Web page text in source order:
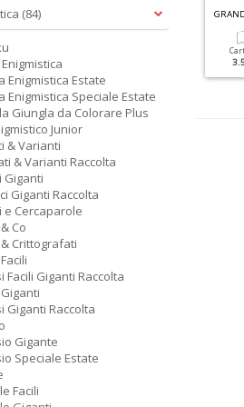
5.90 €
(84)
Enigmistica Estate
Enigmistica Speciale Estate
Giungla da Colorare Plus
Junior
& Varianti
& Varianti Raccolta
Giganti
Giganti Raccolta
e Cercaparole
Co
Crittografati
Facili Giganti Raccolta
Giganti Raccolta
Gigante
Speciale Estate
Facili